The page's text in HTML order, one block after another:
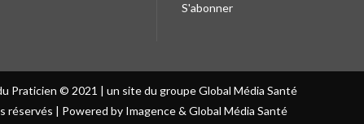
S'abonner
Praticien © 2021 | un site du groupe Global Média Santé
réservés | Powered by Imagence & Global Média Santé